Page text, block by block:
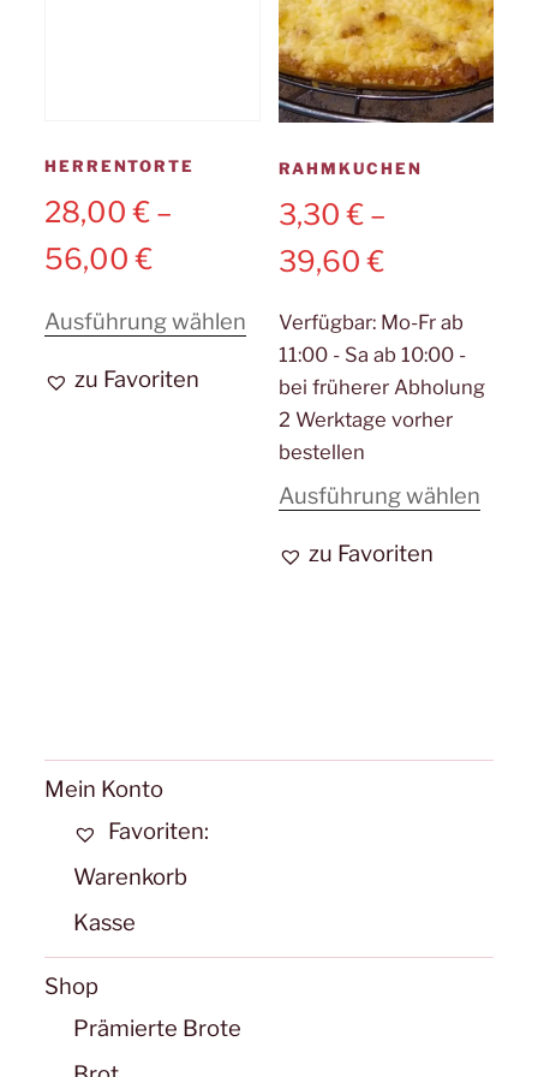
gewählt
werden
HERRENTORTE
28,00€–
56,00€
Ausführung wählenDieses
Produkt
weist
mehrere
Varianten
auf.
Optionen
gewählt
zu Favoriten
RAHMKUCHEN
3,30€–
39,60€
Verfügbar: Mo-Fr ab
11:00 - Sa ab 10:00 -
bei früherer Abholung
2 Werktage vorher
bestellen
Ausführung wählen
zu Favoriten
Mein Konto
Favoriten:
Warenkorb
Kasse
Shop
Prämierte Brote